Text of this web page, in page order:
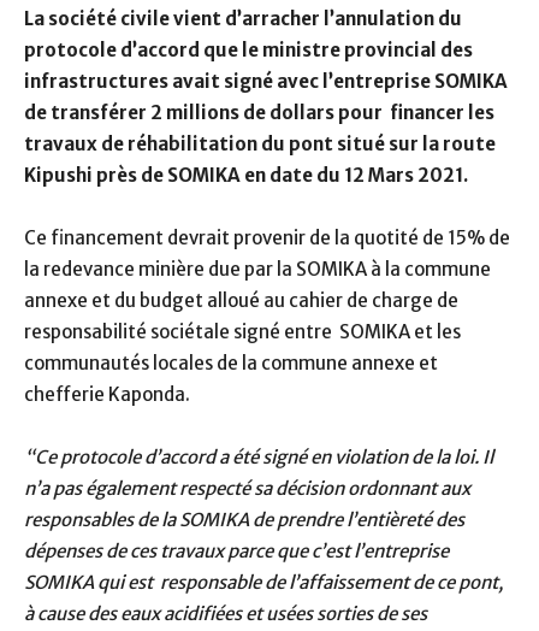
La société civile vient d’arracher l’annulation du
protocole d’accord que le ministre provincial des
infrastructures avait signé avec l’entreprise SOMIKA
de transférer 2 millions de dollars pour financer les
travaux de réhabilitation du pont situé sur la route
Kipushi près de SOMIKA en date du 12 Mars 2021.
Ce financement devrait provenir de la quotité de 15% de
la redevance minière due par la SOMIKA à la commune
annexe et du budget alloué au cahier de charge de
responsabilité sociétale signé entre SOMIKA et les
communautés locales de la commune annexe et
chefferie Kaponda.
“Ce protocole d’accord a été signé en violation de la loi. Il
n’a pas également respecté sa décision ordonnant aux
responsables de la SOMIKA de prendre l’entièreté des
dépenses de ces travaux parce que c’est l’entreprise
SOMIKA qui est responsable de l’affaissement de ce pont,
à cause des eaux acidifiées et usées sorties de ses